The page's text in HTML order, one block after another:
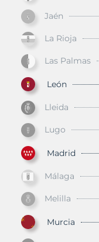
Jaén
La Rioja
Las Palmas
León
Lleida
Lugo
Madrid
Málaga
Melilla
Murcia